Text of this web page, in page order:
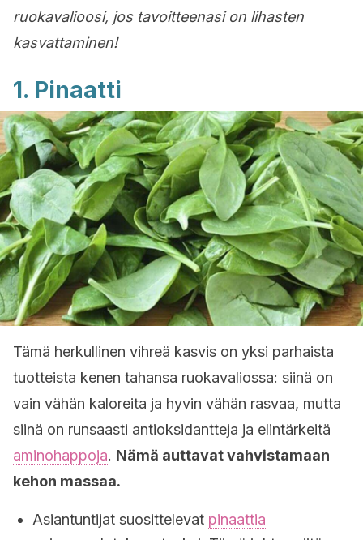
ruokavalioosi, jos tavoitteenasi on lihasten
kasvattaminen!
1. Pinaatti
Tämä herkullinen vihreä kasvis on yksi parhaista
tuotteista kenen tahansa ruokavaliossa: siinä on
vain vähän kaloreita ja hyvin vähän rasvaa, mutta
siinä on runsaasti antioksidantteja ja elintärkeitä
aminohappoja. Nämä auttavat vahvistamaan
kehon massaa.
Asiantuntijat suosittelevat pinaattia